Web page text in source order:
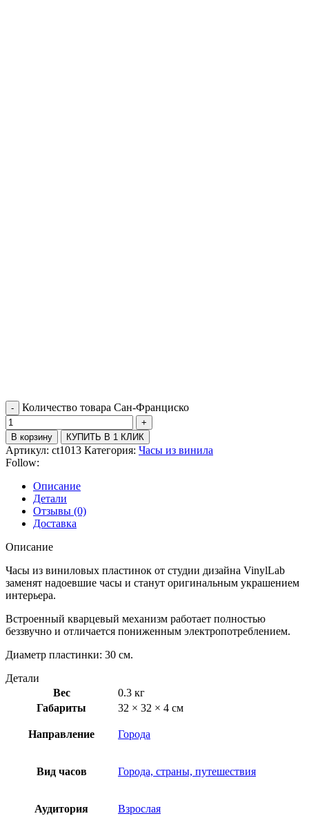
Количество товара Сан-Франциско
В корзину КУПИТЬ В 1 КЛИК
Артикул: ct1013 Категория: Часы из винила
Follow:
Описание
Детали
Отзывы (0)
Доставка
Описание
Часы из виниловых пластинок от студии дизайна VinylLab
заменят надоевшие часы и станут оригинальным украшением
интерьера.
Встроенный кварцевый механизм работает полностью
беззвучно и отличается пониженным электропотреблением.
Диаметр пластинки: 30 см.
Детали
Вес
0.3 кг
Габариты
32 × 32 × 4 см
Направление Города
Вид часов Города, страны, путешествия
Аудитория Взрослая